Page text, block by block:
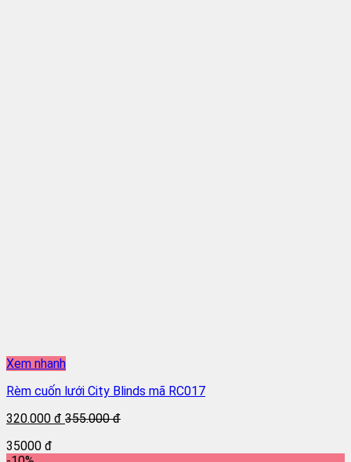
Xem nhanh
Rèm cuốn lưới City Blinds mã RC017
320.000 đ 355.000 đ
35000 đ